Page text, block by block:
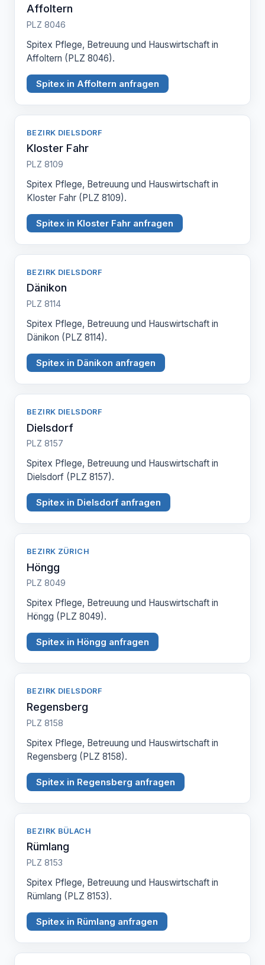
Affoltern
PLZ 8046
Spitex Pflege, Betreuung und Hauswirtschaft in
Affoltern (PLZ 8046).
Spitex in Affoltern anfragen
BEZIRK DIELSDORF
Kloster Fahr
PLZ 8109
Spitex Pflege, Betreuung und Hauswirtschaft in
Kloster Fahr (PLZ 8109).
Spitex in Kloster Fahr anfragen
BEZIRK DIELSDORF
Dänikon
PLZ 8114
Spitex Pflege, Betreuung und Hauswirtschaft in
Dänikon (PLZ 8114).
Spitex in Dänikon anfragen
BEZIRK DIELSDORF
Dielsdorf
PLZ 8157
Spitex Pflege, Betreuung und Hauswirtschaft in
Dielsdorf (PLZ 8157).
Spitex in Dielsdorf anfragen
BEZIRK ZÜRICH
Höngg
PLZ 8049
Spitex Pflege, Betreuung und Hauswirtschaft in
Höngg (PLZ 8049).
Spitex in Höngg anfragen
BEZIRK DIELSDORF
Regensberg
PLZ 8158
Spitex Pflege, Betreuung und Hauswirtschaft in
Regensberg (PLZ 8158).
Spitex in Regensberg anfragen
BEZIRK BÜLACH
Rümlang
PLZ 8153
Spitex Pflege, Betreuung und Hauswirtschaft in
Rümlang (PLZ 8153).
Spitex in Rümlang anfragen